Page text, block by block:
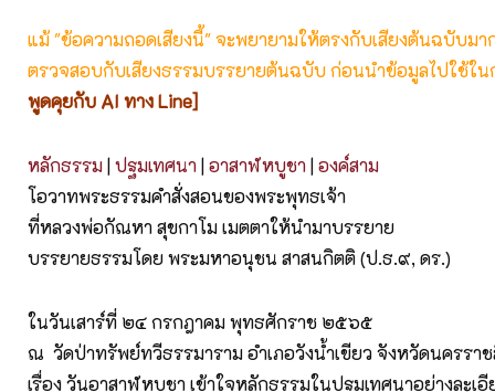
แม้ "ข้อความถอดเสียงนี้" จะพยายามให้ตรงกับเสียงต้นฉบับม
ตรวจสอบกับเสียงธรรมบรรยายต้นฉบับ ก่อนนำข้อมูลไปใช้ใน
พูดคุยกับ AI ทาง Line]
หลักธรรม| ปฐมเทศนา| อาสาฬหบูชา| องค์สาม
โอวาทพระธรรมคำสั่งสอนของพระพุทธเจ้า
ที่หลวงพ่อกัณหา สุขกาโม เมตตาให้นำมาบรรยาย
บรรยายธรรมโดย พระมหาอนุชน สาสนกิตติ (ป.ธ.๙, ดร.)
ในวันเสาร์ที่ ๒๔ กรกฎาคม พุทธศักราช ๒๕๖๕
ณ วัดป่าทรัพย์ทวีธรรมาราม อำเภอวังน้ำเขียว จังหวัดนครรา
เรื่อง วันอาสาฬหบูชา เข้าใจหลักธรรมในปฐมเทศนาอย่างละเอี